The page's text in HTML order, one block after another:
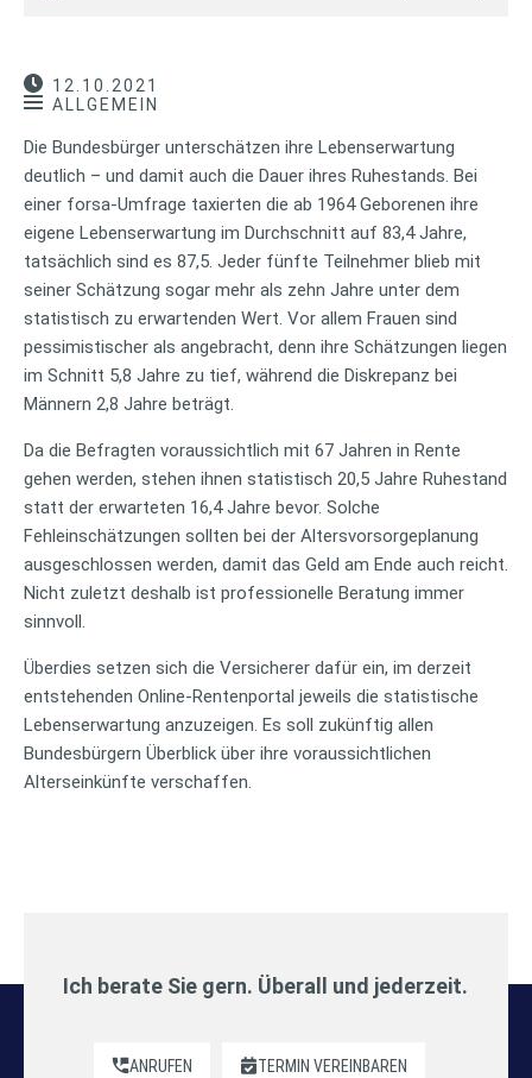
12.10.2021
ALLGEMEIN
Die Bundesbürger unterschätzen ihre Lebenserwartung
deutlich – und damit auch die Dauer ihres Ruhestands. Bei
einer forsa-Umfrage taxierten die ab 1964 Geborenen ihre
eigene Lebenserwartung im Durchschnitt auf 83,4 Jahre,
tatsächlich sind es 87,5. Jeder fünfte Teilnehmer blieb mit
seiner Schätzung sogar mehr als zehn Jahre unter dem
statistisch zu erwartenden Wert. Vor allem Frauen sind
pessimistischer als angebracht, denn ihre Schätzungen liegen
im Schnitt 5,8 Jahre zu tief, während die Diskrepanz bei
Männern 2,8 Jahre beträgt.
Da die Befragten voraussichtlich mit 67 Jahren in Rente
gehen werden, stehen ihnen statistisch 20,5 Jahre Ruhestand
statt der erwarteten 16,4 Jahre bevor. Solche
Fehleinschätzungen sollten bei der Altersvorsorgeplanung
ausgeschlossen werden, damit das Geld am Ende auch reicht.
Nicht zuletzt deshalb ist professionelle Beratung immer
sinnvoll.
Überdies setzen sich die Versicherer dafür ein, im derzeit
entstehenden Online-Rentenportal jeweils die statistische
Lebenserwartung anzuzeigen. Es soll zukünftig allen
Bundesbürgern Überblick über ihre voraussichtlichen
Alterseinkünfte verschaffen.
Ich berate Sie gern. Überall und jederzeit.
ANRUFEN TERMIN VEREINBAREN